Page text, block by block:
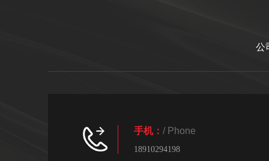
公
手机： / Phone
18910294198